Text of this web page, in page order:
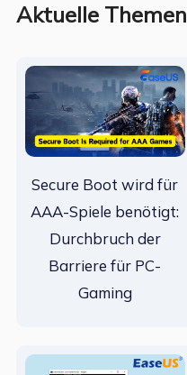
Aktuelle Themen
Secure Boot wird für
AAA-Spiele benötigt:
Durchbruch der
Barriere für PC-
Gaming